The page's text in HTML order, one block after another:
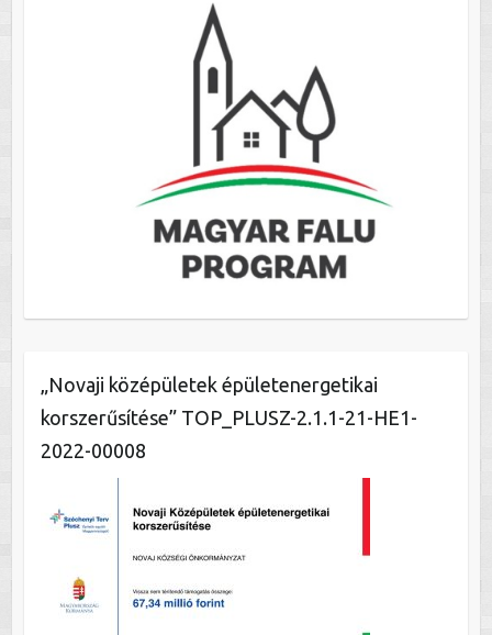
„Novaji középületek épületenergetikai
korszerűsítése” TOP_PLUSZ-2.1.1-21-HE1-
2022-00008